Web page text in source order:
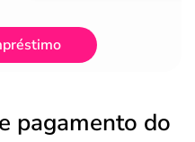
pagamento do